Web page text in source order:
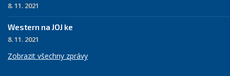
8. 11. 2021
Western na JOJ ke
8. 11. 2021
Zobrazit všechny zprávy